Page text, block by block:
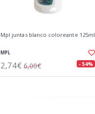
Mpl juntas blanco coloreante 125ml
MPL
2,74€ 6,00€ - 54%